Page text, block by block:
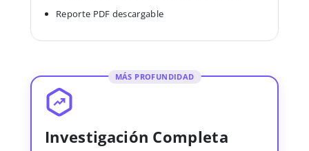
Reporte PDF descargable
MÁS PROFUNDIDAD
Investigación Completa